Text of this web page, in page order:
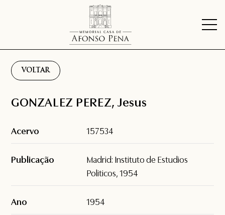
VOLTAR
GONZALEZ PEREZ, Jesus
Acervo 157534
Publicação
Madrid: Instituto de Estudios
Politicos, 1954
Ano 1954